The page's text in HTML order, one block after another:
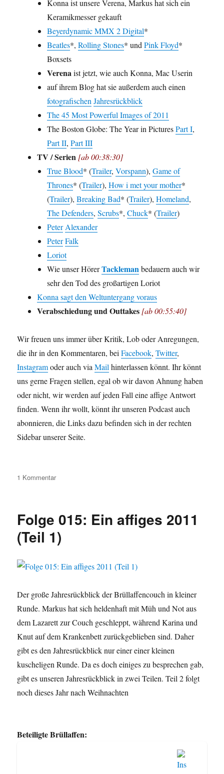
Konna ist unsere Verena, Markus hat sich ein
Keramikmesser gekauft
Beyerdynamic MMX 2 Digital*
Beatles*,Rolling Stones* undPink Floyd*
Boxsets
Verenaist jetzt, wie auch Konna, Mac Userin
auf ihrem Blog hat sie außerdem auch einen
fotografischen Jahresrückblick
The 45 Most Powerful Images of 2011
The Boston Globe: The Year in PicturesPart I,
Part II,Part III
TV / Serien [ab 00:38:30]
True Blood* (Trailer,Vorspann),Game of
Thrones* (Trailer),How i met your mother*
(Trailer),Breaking Bad* (Trailer),Homeland,
The Defenders,Scrubs*,Chuck* (Trailer)
Peter Alexander
PeterFalk
Loriot
Wie unser HörerTacklemanbedauern auch wir
sehr den Tod des großartigen Loriot
Konna sagt den Weltuntergang voraus
Verabschiedung und Outtakes [ab 00:55:40]
Wir freuen uns immer über Kritik, Lob oder Anregungen,
die ihr in den Kommentaren, beiFacebook,Twitter,
Instagramoder auch viaMail hinterlassen könnt. Ihr könnt
uns gerne Fragen stellen, egal ob wir davon Ahnung haben
oder nicht, wir werden auf jeden Fall eine affige Antwort
finden. Wenn ihr wollt, könnt ihr unseren Podcast auch
abonnieren, die Links dazu befinden sich in der rechten
Sidebar unserer Seite.
1 Kommentarzu
affiges
(Teil
Folge 015: Ein affiges 2011
(Teil 1)
Der große Jahresrückblick der Brüllaffencouch in kleiner
Runde. Markus hat sich heldenhaft mit Müh und Not aus
dem Lazarett zur Couch geschleppt, während Karina und
Knut auf dem Krankenbett zurückgeblieben sind. Daher
gibt es den Jahresrückblick nur einer einer kleinen
kuscheligen Runde. Da es doch einiges zu besprechen gab,
gibt es unseren Jahresrückblick in zwei Teilen. Teil 2 folgt
noch dieses Jahr nach Weihnachten
Beteiligte Brüllaffen: